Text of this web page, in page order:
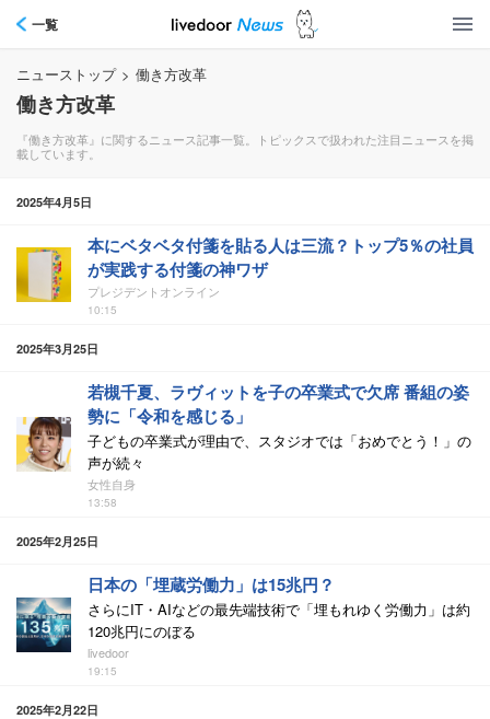
一覧
ニューストップ > 働き方改革
働き方改革
『働き方改革』に関するニュース記事一覧。トピックスで扱われた注目ニュースを掲
載しています。
2025年4月5日
本にベタベタ付箋を貼る人は三流？トップ5％の社員
が実践する付箋の神ワザ
プレジデントオンライン
10:15
2025年3月25日
若槻千夏、ラヴィットを子の卒業式で欠席 番組の姿
勢に「令和を感じる」
子どもの卒業式が理由で、スタジオでは「おめでとう！」の
声が続々
女性自身
13:58
2025年2月25日
日本の「埋蔵労働力」は15兆円？
さらにIT・AIなどの最先端技術で「埋もれゆく労働力」は約
120兆円にのぼる
livedoor
19:15
2025年2月22日